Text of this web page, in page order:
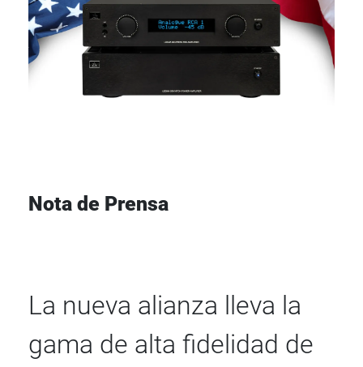
Nota de Prensa
La nueva alianza lleva la
gama de alta fidelidad de